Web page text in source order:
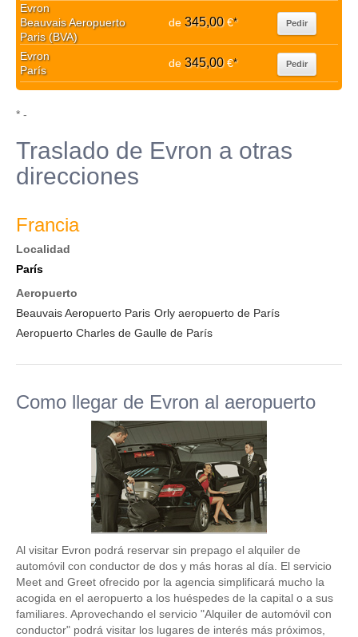
Evron
Beauvais Aeropuerto
Paris (BVA)
de 345,00€* Pedir
Evron
París
de 345,00€* Pedir
* -
Traslado de Evron a otras
direcciones
Francia
Localidad
París
Aeropuerto
Beauvais Aeropuerto Paris Orly aeropuerto de París
Aeropuerto Charles de Gaulle de París
Como llegar de Evron al aeropuerto
Al visitar Evron podrá reservar sin prepago el alquiler de
automóvil con conductor de dos y más horas al día. El servicio
Meet and Greet ofrecido por la agencia simplificará mucho la
acogida en el aeropuerto a los huéspedes de la capital o a sus
familiares. Aprovechando el servicio "Alquiler de automóvil con
conductor" podrá visitar los lugares de interés más próximos,